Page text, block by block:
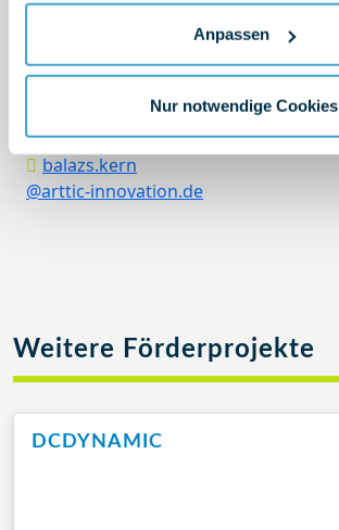
Anpassen
Nur notwendige Cookies
Balazs Kern
Senior Berater
balazs.kern
@arttic-innovation.de
Weitere Förderprojekte
DCDYNAMIC